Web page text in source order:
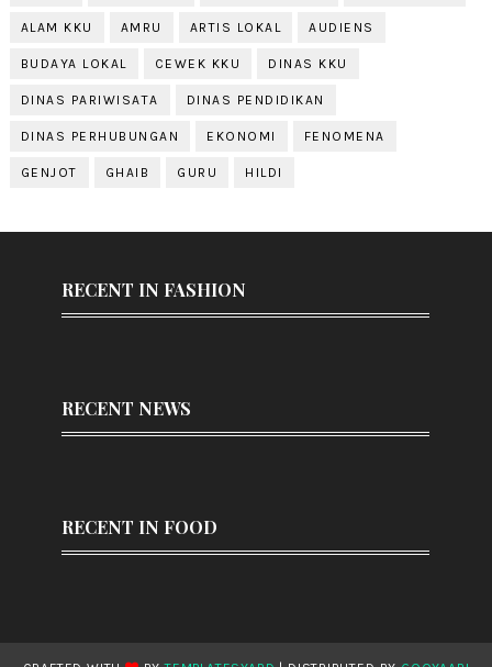
ALAM KKU AMRU ARTIS LOKAL AUDIENS
BUDAYA LOKAL CEWEK KKU DINAS KKU
DINAS PARIWISATA DINAS PENDIDIKAN
DINAS PERHUBUNGAN EKONOMI FENOMENA
GENJOT GHAIB GURU HILDI
RECENT IN FASHION
RECENT NEWS
RECENT IN FOOD